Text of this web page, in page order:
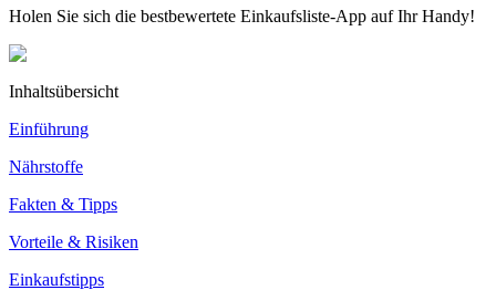
Holen Sie sich die bestbewertete Einkaufsliste-App auf Ihr Handy!
Inhaltsübersicht
Einführung
Nährstoffe
Fakten & Tipps
Vorteile & Risiken
Einkaufstipps